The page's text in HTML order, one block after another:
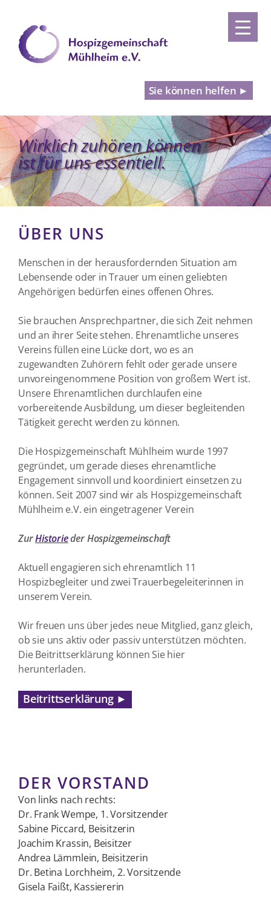
Sie können helfen ►
Wirklich zuhören können
ist für uns essentiell.
ÜBER UNS
Menschen in der herausfordernden Situation am
Lebensende oder in Trauer um einen geliebten
Angehörigen bedürfen eines offenen Ohres.
Sie brauchen Ansprechpartner, die sich Zeit nehmen
und an ihrer Seite stehen. Ehrenamtliche unseres
Vereins füllen eine Lücke dort, wo es an
zugewandten Zuhörern fehlt oder gerade unsere
unvoreingenommene Position von großem Wert ist.
Unsere Ehrenamtlichen durchlaufen eine
vorbereitende Ausbildung, um dieser begleitenden
Tätigkeit gerecht werden zu können.
Die Hospizgemeinschaft Mühlheim wurde 1997
gegründet, um gerade dieses ehrenamtliche
Engagement sinnvoll und koordiniert einsetzen zu
können. Seit 2007 sind wir als Hospizgemeinschaft
Mühlheim e.V. ein eingetragener Verein
ZurHistorieder Hospizgemeinschaft
Aktuell engagieren sich ehrenamtlich 11
Hospizbegleiter und zwei Trauerbegeleiterinnen in
unserem Verein.
Wir freuen uns über jedes neue Mitglied, ganz gleich,
ob sie uns aktiv oder passiv unterstützen möchten.
Die Beitrittserklärung können Sie hier
herunterladen.
Beitrittserklärung ►
DER VORSTAND
Von links nach rechts:
Dr. Frank Wempe, 1. Vorsitzender
Sabine Piccard, Beisitzerin
Joachim Krassin, Beisitzer
Andrea Lämmlein, Beisitzerin
Dr. Betina Lorchheim, 2. Vorsitzende
Gisela Faißt, Kassiererin